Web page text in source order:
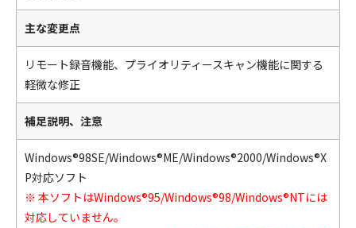
主な変更点
リモート録音機能、プライオリティースキャン機能に関する
軽微な修正
補足説明、注意
Windows®98SE/Windows®ME/Windows®2000/Windows®X
P対応ソフト
※ 本ソフトはWindows®95/Windows®98/Windows®NTには
対応していません。